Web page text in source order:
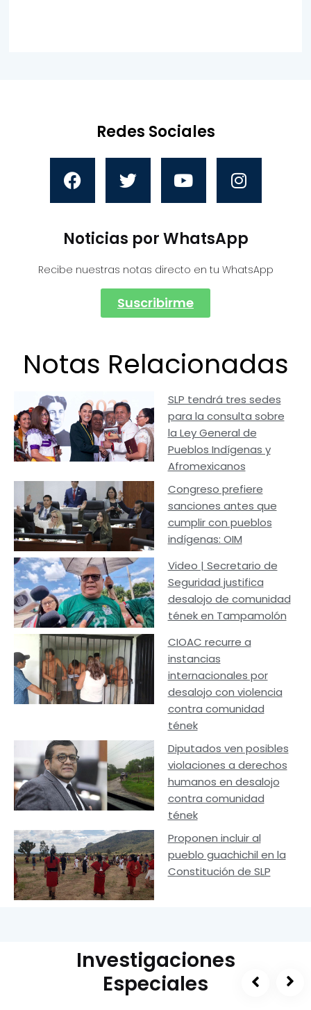
Redes Sociales
Noticias por WhatsApp
Recibe nuestras notas directo en tu WhatsApp
Suscribirme
Notas Relacionadas
SLP tendrá tres sedes
para la consulta sobre
la Ley General de
Pueblos Indígenas y
Afromexicanos
Congreso prefiere
sanciones antes que
cumplir con pueblos
indígenas: OIM
Video | Secretario de
Seguridad justifica
desalojo de comunidad
tének en Tampamolón
CIOAC recurre a
instancias
internacionales por
desalojo con violencia
contra comunidad
tének
Diputados ven posibles
violaciones a derechos
humanos en desalojo
contra comunidad
tének
Proponen incluir al
pueblo guachichil en la
Constitución de SLP
Investigaciones
Especiales